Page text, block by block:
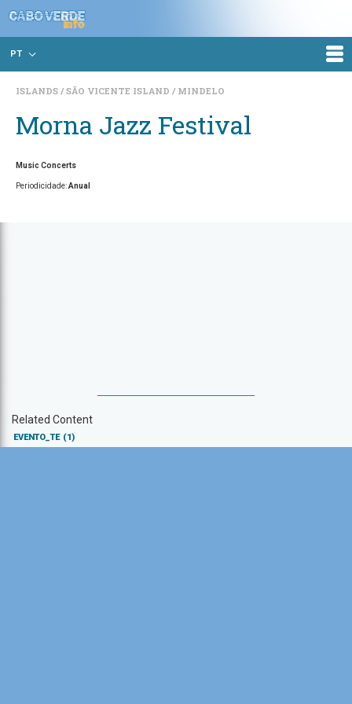
PT
ISLANDS SÃO VICENTE ISLAND MINDELO
Morna Jazz Festival
Music Concerts
Periodicidade:Anual
Related Content
EVENTO_TE (1)